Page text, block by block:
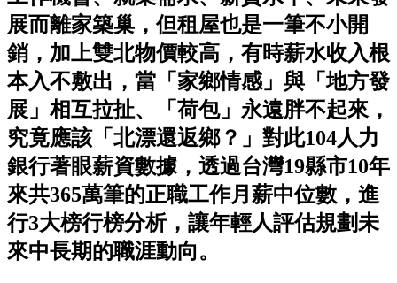
展而離家築巢，但租屋也是一筆不小開
銷，加上雙北物價較高，有時薪水收入根
本入不敷出，當「家鄉情感」與「地方發
展」相互拉扯、「荷包」永遠胖不起來，
究竟應該「北漂還返鄉？」對此104人力
銀行著眼薪資數據，透過台灣19縣市10年
來共365萬筆的正職工作月薪中位數，進
行3大榜行榜分析，讓年輕人評估規劃未
來中長期的職涯動向。